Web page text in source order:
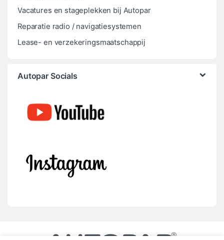
Vacatures en stageplekken bij Autopar
Reparatie radio / navigatiesystemen
Lease- en verzekeringsmaatschappij
Autopar Socials